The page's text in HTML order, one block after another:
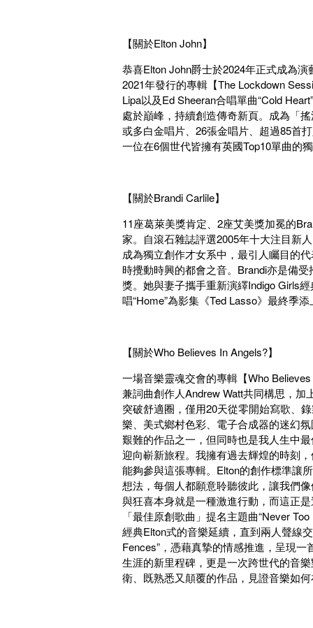
【關於Elton John】
恭喜Elton John爵士於2024年正式成為
2021年發行的專輯【The Lockdown
Lipa以及Ed Sheeran合唱單曲“Cold
處於巔峰，持續創造傳奇新頁。成為「
或多白金唱片、26張金唱片、超過85首
一位在6個世代皆擁有英國Top10單曲的
【關於Brandi Carlile】
11座葛萊美獎肯定、2座艾美獎加冕的
家。自滾石雜誌評選2005年十大注目新
成為獨立創作才女系中，最引人矚目的
時攪動時興的都會之音。Brandi亦是備
獎。她與妻子攜手重新演繹Indigo Girls
唱“Home”為影集《Ted Lasso》最終季
【關於Who Believes In Angels?】
一場音樂靈魂交會的專輯【Who
兼詞曲創作人Andrew Watt共同構思，加
突破舒適圈，僅用20天從零開始寫歌、
樂、美式鄉村色彩、電子合成器的迷幻
艱難的作品之一，但同時也是我人生中
迎向嶄新旅程。我擁有過去輝煌的時刻
能夠參與這張專輯。Elton的創作標準讓
想法，每個人都願意聆聽彼此，讓我們
與狂喜本身就是一種激進行動，而這正
「最佳原創歌曲」提名主題曲“Never
經典Elton式的音樂延續，直到兩人聲線
Fences”，憑藉真摯的情感推進，呈現
生涯的新里程碑，更是一次跨世代的音
衛、既熟悉又顛覆的作品，見證音樂如